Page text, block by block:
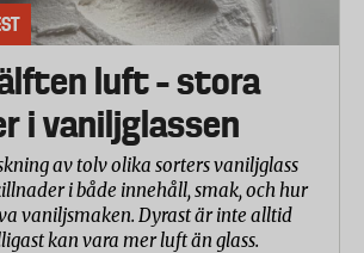
luft – stora
i vaniljglassen
av tolv olika sorters vaniljglass
i både innehåll, smak, och hur
vaniljsmaken. Dyrast är inte alltid
kan vara mer luft än glass.